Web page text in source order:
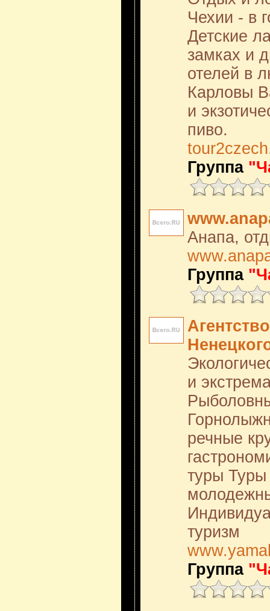
Чехии - в
Детские
замках и
отелей в
Карловы
и
пиво.
Группа
Анапа,
Группа
и
речные
туры Туры
туризм
Группа